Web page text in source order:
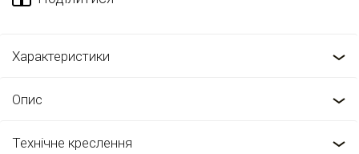
Характеристики
Опис
Технічне креслення